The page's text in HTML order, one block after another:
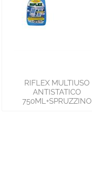
RIFLEX MULTIUSO
ANTISTATICO
750ML+SPRUZZINO